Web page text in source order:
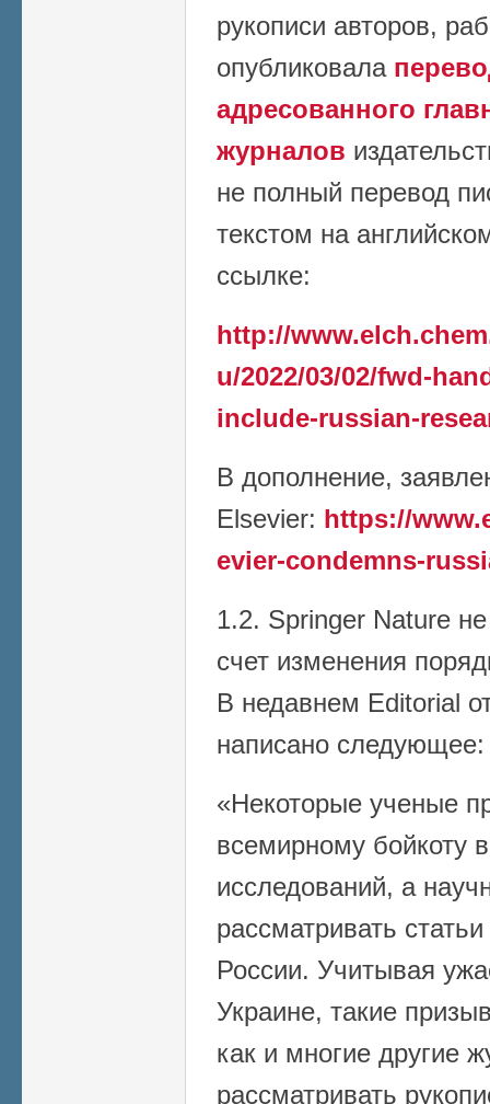
рукописи авторов,
опубликовала
адресованного
журналов
не полный перевод
текстом на
ссылке:
http://
u/2022/03/02/fwd-
include-russian-
В дополнение,
Elsevier: https://
evier-condemns-
1.2. Springer Nature
счет изменения
В недавнем Editorial
написано следующее:
«Некоторые ученые
всемирному бойкоту
исследований, а
рассматривать
России. Учитывая
Украине, такие
как и многие другие
рассматривать